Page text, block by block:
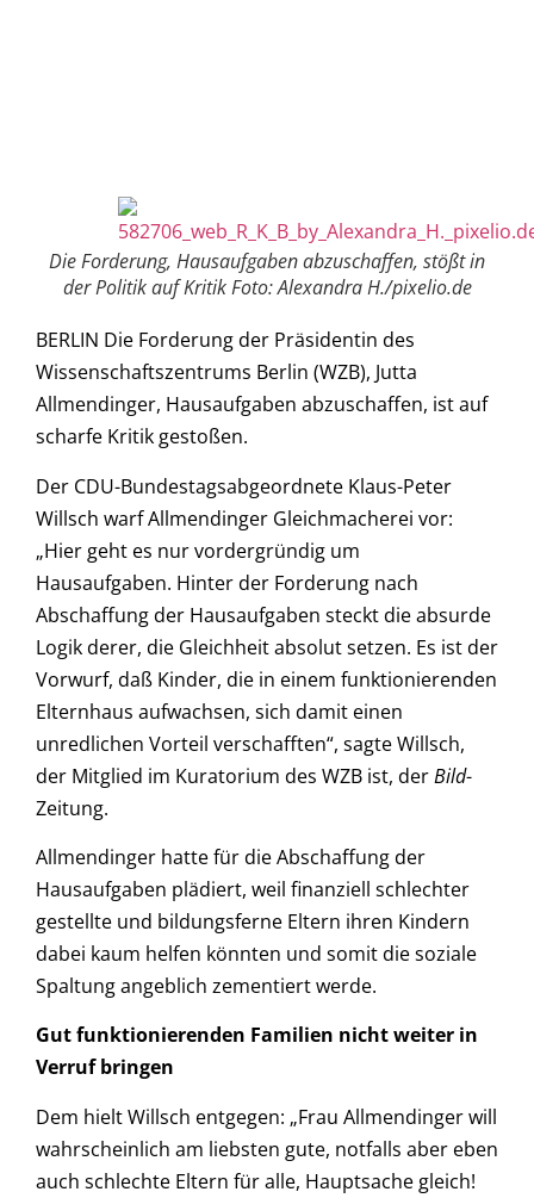
Die Forderung, Hausaufgaben abzuschaffen, stößt in
der Politik auf Kritik Foto: Alexandra H./pixelio.de
BERLIN Die Forderung der Präsidentin des
Wissenschaftszentrums Berlin (WZB), Jutta
Allmendinger, Hausaufgaben abzuschaffen, ist auf
scharfe Kritik gestoßen.
Der CDU-Bundestagsabgeordnete Klaus-Peter
Willsch warf Allmendinger Gleichmacherei vor:
„Hier geht es nur vordergründig um
Hausaufgaben. Hinter der Forderung nach
Abschaffung der Hausaufgaben steckt die absurde
Logik derer, die Gleichheit absolut setzen. Es ist der
Vorwurf, daß Kinder, die in einem funktionierenden
Elternhaus aufwachsen, sich damit einen
unredlichen Vorteil verschafften“, sagte Willsch,
der Mitglied im Kuratorium des WZB ist, derBild-
Zeitung.
Allmendinger hatte für die Abschaffung der
Hausaufgaben plädiert, weil finanziell schlechter
gestellte und bildungsferne Eltern ihren Kindern
dabei kaum helfen könnten und somit die soziale
Spaltung angeblich zementiert werde.
Gut funktionierenden Familien nicht weiter in
Verruf bringen
Dem hielt Willsch entgegen: „Frau Allmendinger will
wahrscheinlich am liebsten gute, notfalls aber eben
auch schlechte Eltern für alle, Hauptsache gleich!